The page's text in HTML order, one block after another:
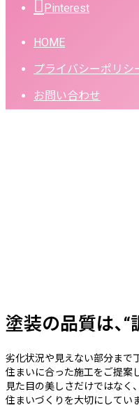
Pinterest
HOME
プライバシーポリシ
お問い合わせ
塗装の品質は､“
劣化状況や見えない部分まで
住まいに合った施工をご提案
見た目の美しさだけではなく
住まいづくりを大切にしていま